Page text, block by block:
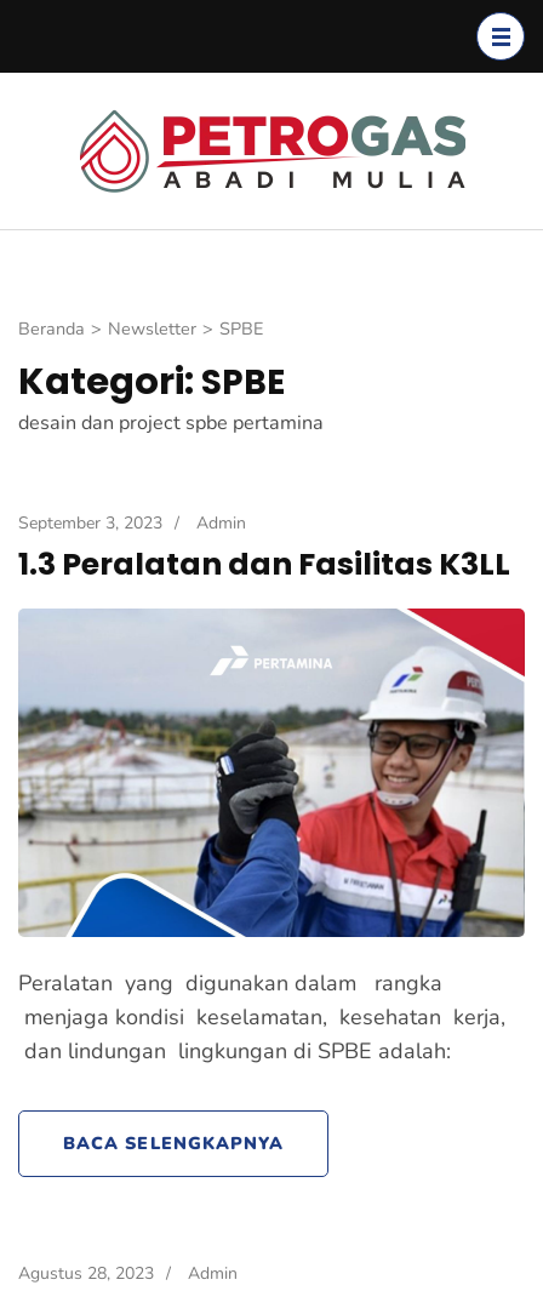
Beranda > Newsletter > SPBE
Kategori: SPBE
desain dan project spbe pertamina
September 3, 2023 / Admin
1.3 Peralatan dan Fasilitas K3LL
Peralatan yang digunakan dalam rangka
menjaga kondisi keselamatan, kesehatan kerja,
dan lindungan lingkungan di SPBE adalah:
BACA SELENGKAPNYA
Agustus 28, 2023 / Admin